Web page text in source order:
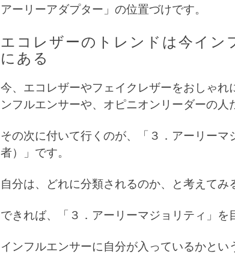
アーリーアダプター」の位置づけです。
エコレザーのトレンドは今イン
にある
今、エコレザーやフェイクレザーをおしゃれ
ンフルエンサーや、オピニオンリーダーの人
その次に付いて行くのが、「３．アーリーマ
者）」です。
自分は、どれに分類されるのか、と考えてみ
できれば、「３．アーリーマジョリティ」を
インフルエンサーに自分が入っているかとい